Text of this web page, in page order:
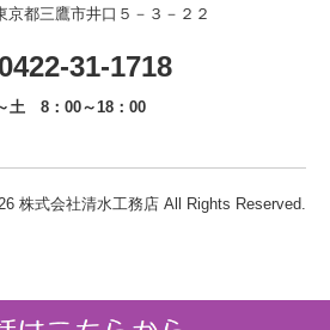
京都三鷹市井口５－３－２２
0422-31-1718
土 8：00～18：00
株式会社清水工務店 All Rights Reserved.